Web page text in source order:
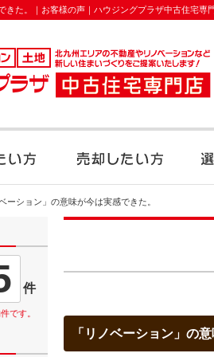
きた。｜お客様の声｜ハウジングプラザ中古住宅専
ベーション」の意味が今は実感できた。
「リノベーション」の
件
です。